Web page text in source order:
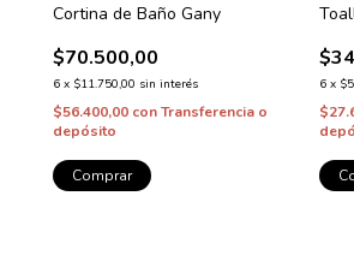
Cortina de Baño Gany
$70.500,00
6 x $11.750,00 sin interés
$56.400,00 con Transferencia o
depósito
Comprar
6 x